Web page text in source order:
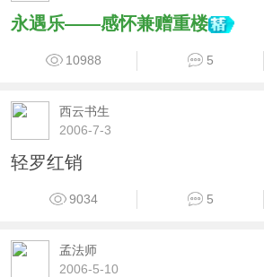
永遇乐——感怀兼赠重楼
10988 5
西云书生
2006-7-3
轻罗红销
9034 5
孟法师
2006-5-10